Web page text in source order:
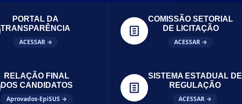
PORTAL DA
TRANSPARÊNCIA
ACESSAR →
COMISSÃO SETORIAL
DE LICITAÇÃO
ACESSAR →
RELAÇÃO FINAL
DOS CANDIDATOS
Aprovados-EpiSUS →
SISTEMA ESTADUAL DE
REGULAÇÃO
ACESSAR →